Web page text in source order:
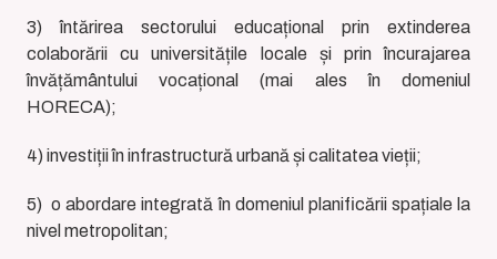
3) întărirea sectorului educațional prin extinderea
colaborării cu universitățile locale și prin încurajarea
învățământului vocațional (mai ales în domeniul
HORECA);
4) investiții în infrastructură urbană și calitatea vieții;
5) o abordare integrată în domeniul planificării spațiale la
nivel metropolitan;